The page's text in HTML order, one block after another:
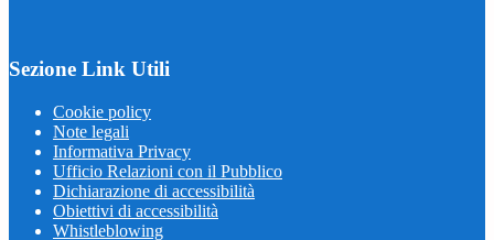
Sezione Link Utili
Cookie policy
Note legali
Informativa Privacy
Ufficio Relazioni con il Pubblico
Dichiarazione di accessibilità
Obiettivi di accessibilità
Whistleblowing